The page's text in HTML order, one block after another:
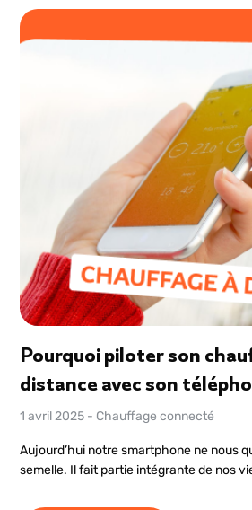
Pourquoi piloter son
distance avec son
1 avril 2025 - Chauffage connecté
Aujourd’hui notre smartphone ne nous
semelle. Il fait partie intégrante de nos